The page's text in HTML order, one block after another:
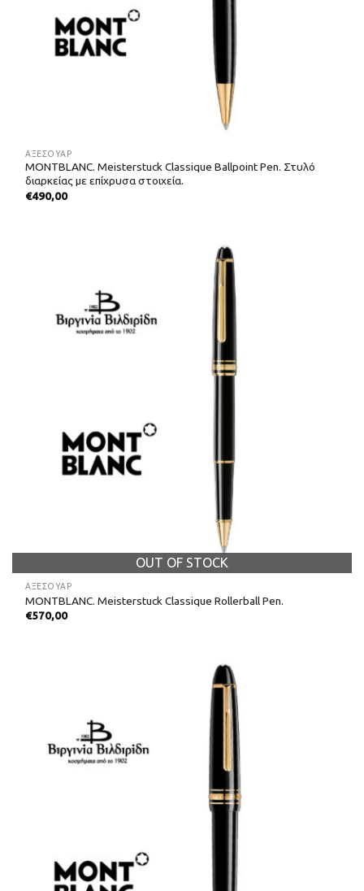
ΑΞΕΣΟΥΑΡ
MONTBLANC. Meisterstuck Classique Ballpoint Pen. Στυλό
διαρκείας με επίχρυσα στοιχεία.
€490,00
OUT OF STOCK
ΑΞΕΣΟΥΑΡ
MONTBLANC. Meisterstuck Classique Rollerball Pen.
€570,00